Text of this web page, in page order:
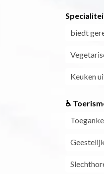
biedt
Keuken
♿